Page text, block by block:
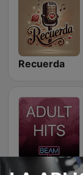
Recuerda
Beam FM - Adult Hits